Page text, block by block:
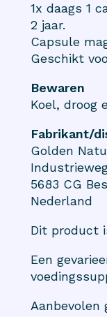
1x daags 1
2 jaar.
Capsule
Geschikt
Bewaren
Koel, droog
Fabrikant/
Golden
5683 CG
Nederland
Dit product
Een
Aanbevolen